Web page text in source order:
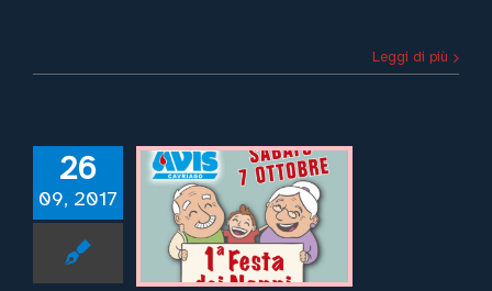
Leggi di più
26
09, 2017
i
fanno